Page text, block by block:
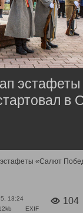
«Салют
13:24
EXIF
104
в